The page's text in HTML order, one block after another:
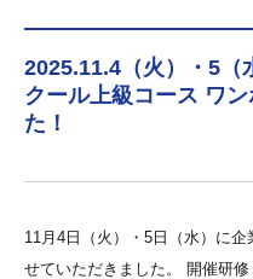
2025.11.4（火）・5（
クール上級コース ワ
た！
11月4日（火）・5日（水）に企
せていただきました。 開催研修